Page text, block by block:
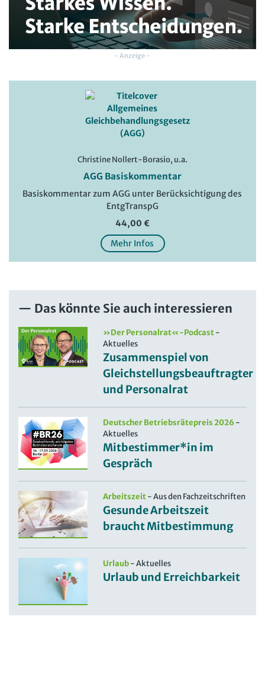
- Anzeige -
Christine Nollert-Borasio, u.a.
AGG Basiskommentar
Basiskommentar zum AGG unter Berücksichtigung des
EntgTranspG
44,00 €
Mehr Infos
Das könnte Sie auch interessieren
»Der Personalrat«-Podcast-
Aktuelles
Zusammenspiel von
Gleichstellungsbeauftragter
und Personalrat
Deutscher Betriebsrätepreis 2026-
Aktuelles
Mitbestimmer*in im
Gespräch
Arbeitszeit-Aus den Fachzeitschriften
Gesunde Arbeitszeit
braucht Mitbestimmung
Urlaub-Aktuelles
Urlaub und Erreichbarkeit